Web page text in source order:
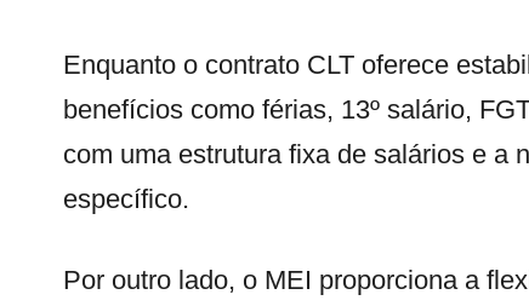
Enquanto o contrato CLT oferece
benefícios como férias, 13º salário,
com uma estrutura fixa de salários e a
específico.
Por outro lado, o MEI proporciona a